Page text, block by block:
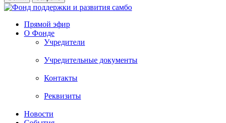
Прямой эфир
О Фонде
Учредители
Учредительные документы
Контакты
Реквизиты
Новости